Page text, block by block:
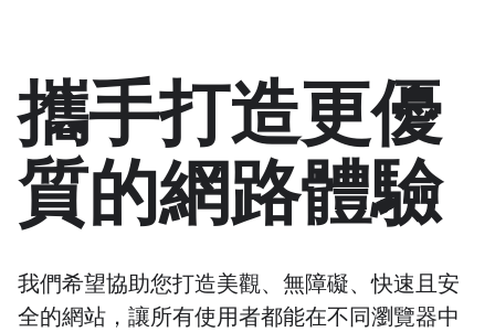
攜手打造更優
質的網路體驗
我們希望協助您打造美觀、無障礙、快速且安
全的網站，讓所有使用者都能在不同瀏覽器中